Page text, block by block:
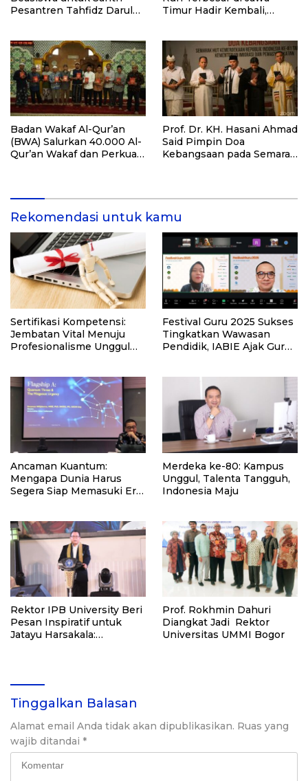
Pesantren Tahfidz Darul
Timur Hadir Kembali,
Santri dan Guru Honorer
Badan Wakaf Al-Qur’an
(BWA) Salurkan 40.000 Al-
Qur’an Wakaf dan Perkuat
Prof. Dr. KH. Hasani Ahmad
Said Pimpin Doa
Kebangsaan pada Semarak
Rekomendasi untuk kamu
Sertifikasi Kompetensi:
Jembatan Vital Menuju
Profesionalisme Unggul
Festival Guru 2025 Sukses
Tingkatkan Wawasan
Pendidik, IABIE Ajak Guru
Ancaman Kuantum:
Mengapa Dunia Harus
Segera Siap Memasuki Era
Merdeka ke-80: Kampus
Unggul, Talenta Tangguh,
Indonesia Maju
Rektor IPB University Beri
Pesan Inspiratif untuk
Jatayu Harsakala:
Prof. Rokhmin Dahuri
Diangkat Jadi Rektor
Universitas UMMI Bogor
Tinggalkan Balasan
Alamat email Anda tidak akan dipublikasikan. Ruas yang
wajib ditandai *